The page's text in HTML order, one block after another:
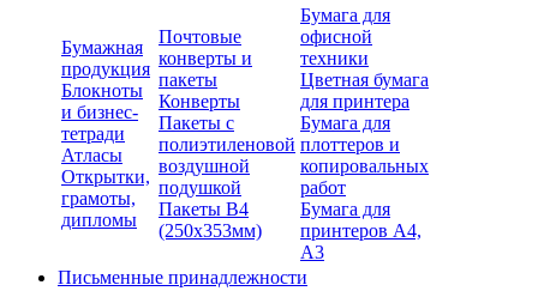
Бумажная
продукция
Блокноты
и бизнес-
тетради
Атласы
Открытки,
грамоты,
дипломы
Почтовые
конверты и
пакеты
Конверты
Пакеты с
полиэтиленовой
воздушной
подушкой
Пакеты В4
(250х353мм)
Бумага для
офисной
техники
Цветная бумага
для принтера
Бумага для
плоттеров и
копировальных
работ
Бумага для
принтеров А4,
А3
Письменные принадлежности